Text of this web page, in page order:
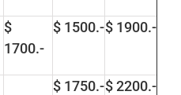
$
1700.-
$ 1500.-$ 1900.-
$ 1750.-$ 2200.-